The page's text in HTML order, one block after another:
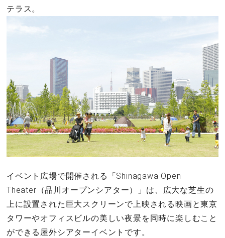
テラス。
イベント広場で開催される「Shinagawa Open
Theater（品川オープンシアター）」は、広大な芝生の
上に設置された巨大スクリーンで上映される映画と東京
タワーやオフィスビルの美しい夜景を同時に楽しむこと
ができる屋外シアターイベントです。